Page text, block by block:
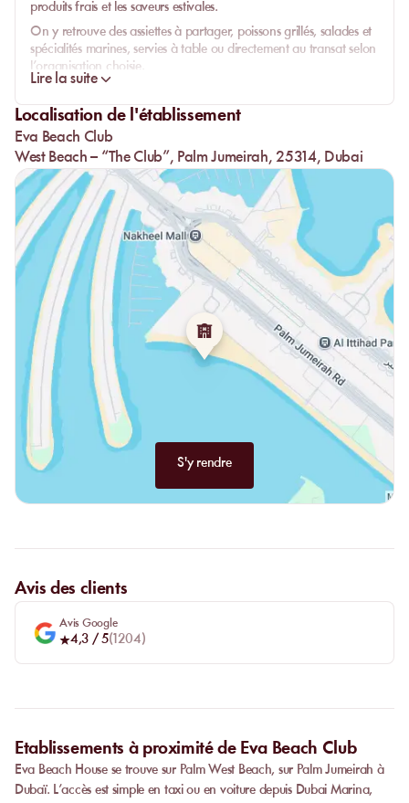
produits frais et les saveurs estivales.
On y retrouve des assiettes à partager, poissons grillés, salades et
spécialités marines, servies à table ou directement au transat selon
l’organisation choisie.
et une sélection de boissons adaptées aux longues journées au
Lire la suite
Localisation de l'établissement
Eva Beach Club
West Beach – “The Club”, Palm Jumeirah, 25314, Dubai
S'y rendre
Avis des clients
Avis Google
4,3 / 5( 1204)
Etablissements à proximité de Eva Beach Club
Eva Beach House se trouve sur Palm West Beach, sur Palm Jumeirah à
Dubaï. L’accès est simple en taxi ou en voiture depuis Dubai Marina,